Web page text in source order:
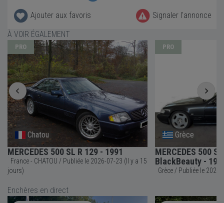
Ajouter aux favoris
Signaler l'annonce
À VOIR ÉGALEMENT
PRO
Chatou
MERCEDES 500 SL R 129 - 1991
France - CHATOU / Publiée le 2026-07-23 (Il y a 15
jours)
PRO
Grèce
MERCEDES 500
BlackBeauty -
Grèce /
Enchères en direct